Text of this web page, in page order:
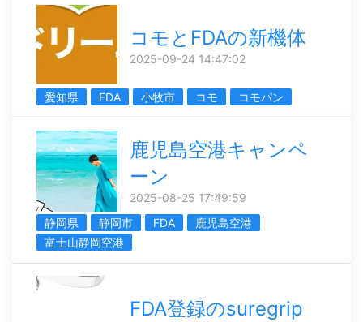
コモとFDAの新機体
2025-09-24 14:47:02
愛知県 FDA 小牧市 コモ コモパン
鹿児島空港キャンペ
ーン
2025-08-25 17:49:59
静岡県
静岡市 FDA
鹿児島空港
富士山静岡空港
FDA登録のsuregrip